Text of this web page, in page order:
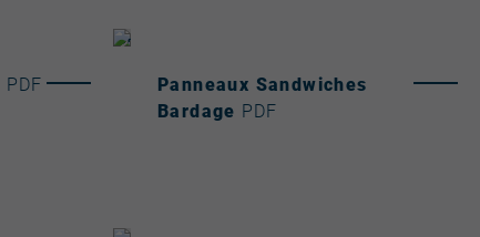
PDF
Panneaux Sandwiches
Bardage PDF